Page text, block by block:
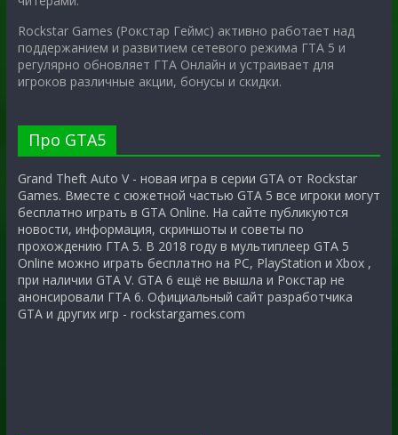
Rockstar Games (Рокстар Геймс) активно работает над
поддержанием и развитием сетевого режима ГТА 5 и
регулярно обновляет ГТА Онлайн и устраивает для
игроков различные акции, бонусы и скидки.
Про GTA5
Grand Theft Auto V - новая игра в серии GTA от Rockstar
Games. Вместе с сюжетной частью GTA 5 все игроки могут
бесплатно играть в GTA Online. На сайте публикуются
новости, информация, скриншоты и советы по
прохождению ГТА 5. В 2018 году в мультиплеер GTA 5
Online можно играть бесплатно на PC, PlayStation и Xbox ,
при наличии GTA V. GTA 6 ещё не вышла и Рокстар не
анонсировали ГТА 6. Официальный сайт разработчика
GTA и других игр - rockstargames.com